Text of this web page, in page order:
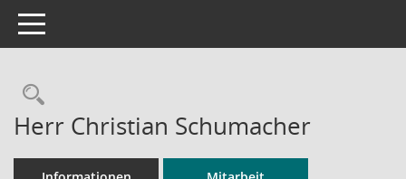
Toggle navigation
Rechercheauswahl
Herr Christian Schumacher